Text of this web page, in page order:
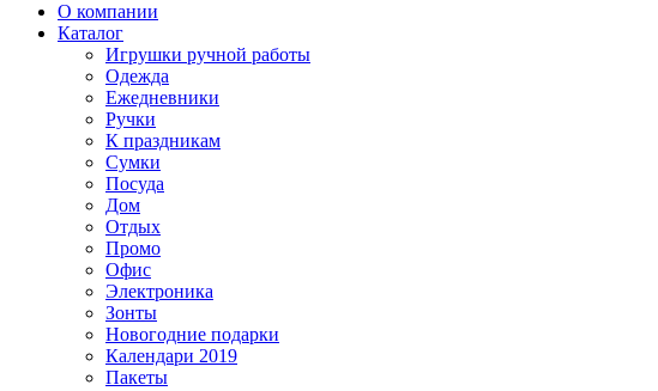
О компании
Каталог
Игрушки ручной работы
Одежда
Ежедневники
Ручки
К праздникам
Сумки
Посуда
Дом
Отдых
Промо
Офис
Электроника
Зонты
Новогодние подарки
Календари 2019
Пакеты